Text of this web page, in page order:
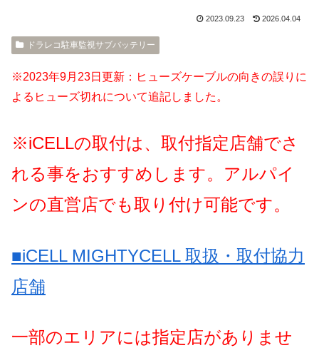
2023.09.23 2026.04.04
ドラレコ駐車監視サブバッテリー
※2023年9月23日更新：ヒューズケーブルの向きの誤りに
よるヒューズ切れについて追記しました。
※iCELLの取付は、取付指定店舗でさ
れる事をおすすめします。アルパイ
ンの直営店でも取り付け可能です。
■iCELL MIGHTYCELL 取扱・取付協力
店舗
一部のエリアには指定店がありませ